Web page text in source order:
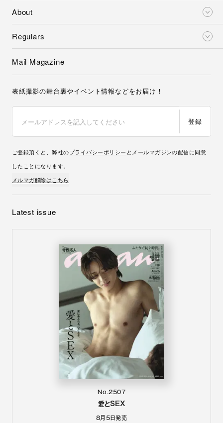
About
Regulars
Mail Magazine
表紙撮影の舞台裏やイベント情報などをお届け！
登録
ご登録頂くと、弊社のプライバシーポリシー とメールマガジンの配信に同意
したことになります。
メルマガ解除はこちら
Latest issue
No.2507
愛とSEX
8月5日発売